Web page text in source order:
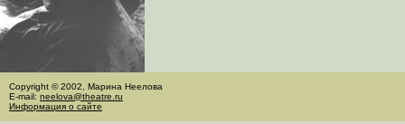
Copyright © 2002, Марина Неелова
E-mail: neelova@theatre.ru
Информация о сайте